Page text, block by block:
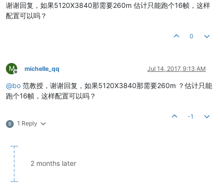
谢谢回复，如果5120X3840那需要260m 估计只能跑个16帧，这样
配置可以吗？
0
M
Offline
michelle_qq Jul 14, 2017, 9:13 AM
@bo 范教授，谢谢回复，如果5120X3840那需要260m ？估计只能
跑个16帧，这样配置可以吗？
B 1 Reply
-1
2 months later